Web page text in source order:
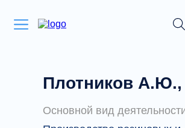
Плотников
Основной вид